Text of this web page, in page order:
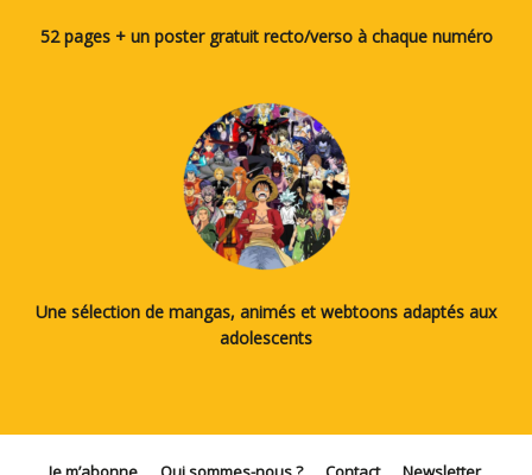
52 pages + un poster gratuit recto/verso à chaque numéro
Une sélection de mangas, animés et webtoons adaptés aux
adolescents